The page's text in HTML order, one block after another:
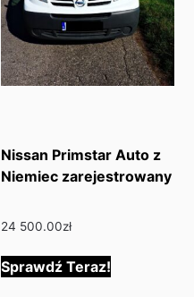
Nissan Primstar Auto z
Niemiec zarejestrowany
24 500.00zł
Sprawdź Teraz!